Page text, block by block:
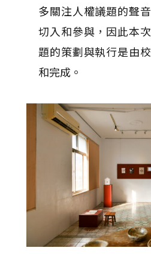
多關注人權議題的聲
切入和參與，因此本
題的策劃與執行是由
和完成。